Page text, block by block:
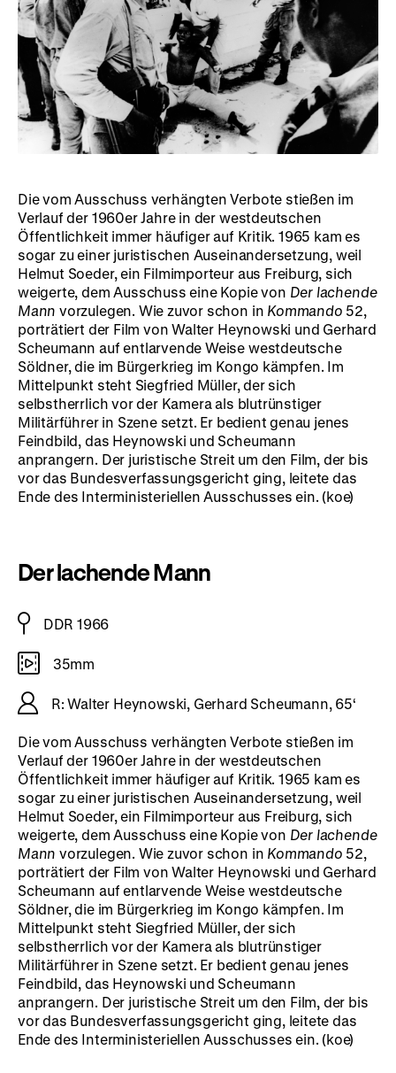
Die vom Ausschuss verhängten Verbote stießen im
Verlauf der 1960er Jahre in der westdeutschen
Öffentlichkeit immer häufiger auf Kritik. 1965 kam es
sogar zu einer juristischen Auseinandersetzung, weil
Helmut Soeder, ein Filmimporteur aus Freiburg, sich
weigerte, dem Ausschuss eine Kopie von Der lachende
Mann vorzulegen. Wie zuvor schon in Kommando 52,
porträtiert der Film von Walter Heynowski und Gerhard
Scheumann auf entlarvende Weise westdeutsche
Söldner, die im Bürgerkrieg im Kongo kämpfen. Im
Mittelpunkt steht Siegfried Müller, der sich
selbstherrlich vor der Kamera als blutrünstiger
Militärführer in Szene setzt. Er bedient genau jenes
Feindbild, das Heynowski und Scheumann
anprangern. Der juristische Streit um den Film, der bis
vor das Bundesverfassungsgericht ging, leitete das
Ende des Interministeriellen Ausschusses ein. (koe)
Der lachende Mann
DDR 1966
35mm
R: Walter Heynowski, Gerhard Scheumann, 65‘
Die vom Ausschuss verhängten Verbote stießen im
Verlauf der 1960er Jahre in der westdeutschen
Öffentlichkeit immer häufiger auf Kritik. 1965 kam es
sogar zu einer juristischen Auseinandersetzung, weil
Helmut Soeder, ein Filmimporteur aus Freiburg, sich
weigerte, dem Ausschuss eine Kopie von Der lachende
Mann vorzulegen. Wie zuvor schon in Kommando 52,
porträtiert der Film von Walter Heynowski und Gerhard
Scheumann auf entlarvende Weise westdeutsche
Söldner, die im Bürgerkrieg im Kongo kämpfen. Im
Mittelpunkt steht Siegfried Müller, der sich
selbstherrlich vor der Kamera als blutrünstiger
Militärführer in Szene setzt. Er bedient genau jenes
Feindbild, das Heynowski und Scheumann
anprangern. Der juristische Streit um den Film, der bis
vor das Bundesverfassungsgericht ging, leitete das
Ende des Interministeriellen Ausschusses ein. (koe)